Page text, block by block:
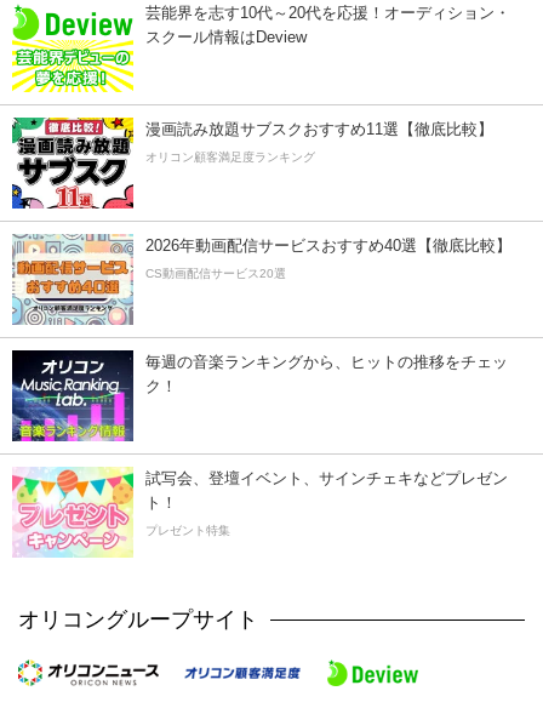
芸能界を志す10代～20代を応援！オーディション・
スクール情報はDeview
漫画読み放題サブスクおすすめ11選【徹底比較】
オリコン顧客満足度ランキング
2026年動画配信サービスおすすめ40選【徹底比較】
CS動画配信サービス20選
毎週の音楽ランキングから、ヒットの推移をチェッ
ク！
試写会、登壇イベント、サインチェキなどプレゼン
ト！
プレゼント特集
オリコングループサイト